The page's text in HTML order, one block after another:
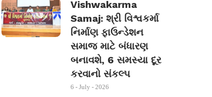
Vishwakarma
Samaj: શ્રી વિશ્વકર્મા
નિર્માણ ફાઉન્ડેશન
સમાજ માટે બંધારણ
બનાવશે, 6 સમસ્યા દૂર
કરવાનો સંકલ્પ
6 - July - 2026